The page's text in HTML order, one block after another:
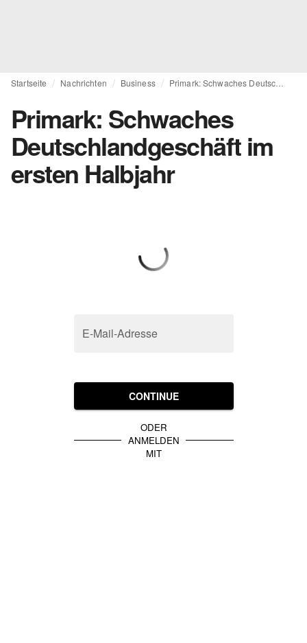
Startseite Nachrichten Business
Primark: Schwaches
Deutschlandgeschäft im
ersten Halbjahr
E-Mail-Adresse
CONTINUE
ODER
ANMELDEN
MIT